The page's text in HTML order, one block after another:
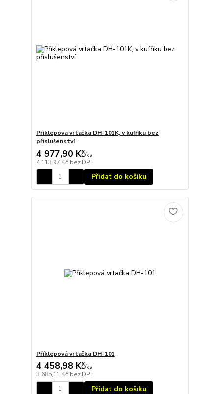
Příklepová vrtačka DH-101K, v kufříku bez
příslušenství
4 977,90 Kč/ks
4 113,97 Kč bez DPH
Přidat do košíku
Příklepová vrtačka DH-101
4 458,98 Kč/ks
3 685,11 Kč bez DPH
Přidat do košíku